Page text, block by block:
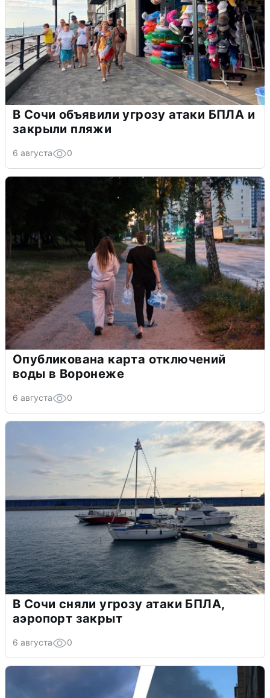
В Сочи объявили угрозу атаки БПЛА и
закрыли пляжи
6 августа 0
Опубликована карта отключений
воды в Воронеже
6 августа 0
В Сочи сняли угрозу атаки БПЛА,
аэропорт закрыт
6 августа 0